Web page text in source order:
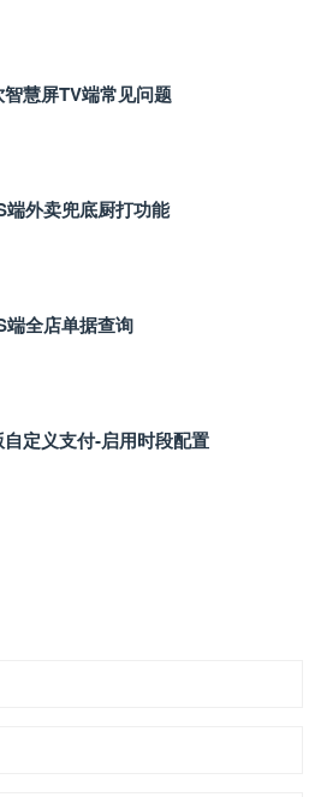
慧屏TV端常见问题
端外卖兜底厨打功能
端全店单据查询
定义支付‑启用时段配置